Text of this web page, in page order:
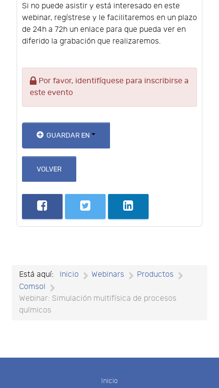
Si no puede asistir y está interesado en este
webinar, regístrese y le facilitaremos en un plazo
de 24h a 72h un enlace para que pueda ver en
diferido la grabación que realizaremos.
Por favor, identifíquese para inscribirse a
este evento
GUARDAR EN
VOLVER
Está aquí: Inicio Webinars
Productos
Comsol
Webinar: Simulación multifísica de procesos
químicos
Inicio